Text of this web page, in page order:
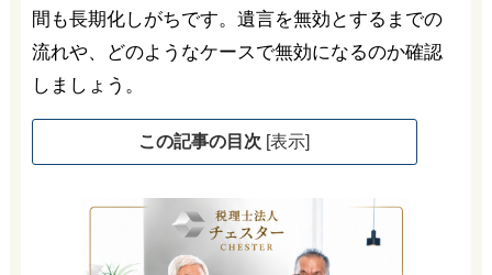
間も長期化しがちです。遺言を無効とするまでの
流れや、どのようなケースで無効になるのか確認
しましょう。
この記事の目次 [表示]